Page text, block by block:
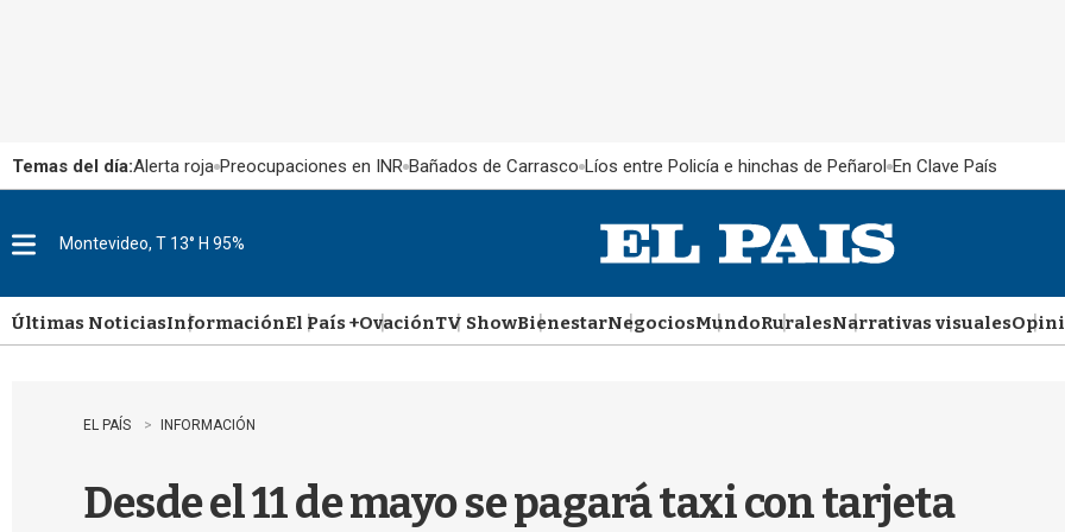
Temas del día:Alerta roja Preocupaciones en INR Bañados de Carrasco Líos entre Policía e hinchas de Peñarol En Clave País
u
Montevideo, T 13° H 95%
Últimas NoticiasInformaciónEl País +OvaciónTV ShowBienestarNegociosMundoRuralesNarrativas visuales
EL PAÍS INFORMACIÓN
Desde el 11 de mayo se pagará taxi con tarjeta